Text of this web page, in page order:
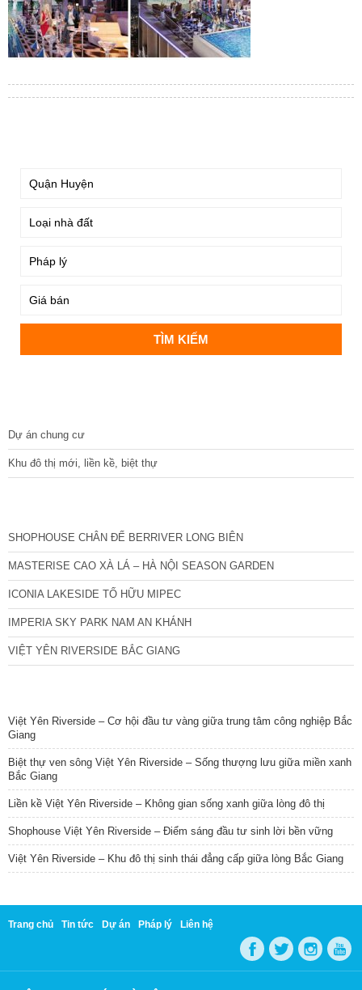
Dự án chung cư
Khu đô thị mới, liền kề, biệt thự
SHOPHOUSE CHÂN ĐẾ BERRIVER LONG BIÊN
MASTERISE CAO XÀ LÁ – HÀ NỘI SEASON GARDEN
ICONIA LAKESIDE TỐ HỮU MIPEC
IMPERIA SKY PARK NAM AN KHÁNH
VIỆT YÊN RIVERSIDE BẮC GIANG
Việt Yên Riverside – Cơ hội đầu tư vàng giữa trung tâm công nghiệp Bắc
Giang
Biệt thự ven sông Việt Yên Riverside – Sống thượng lưu giữa miền xanh
Bắc Giang
Liền kề Việt Yên Riverside – Không gian sống xanh giữa lòng đô thị
Shophouse Việt Yên Riverside – Điểm sáng đầu tư sinh lời bền vững
Việt Yên Riverside – Khu đô thị sinh thái đẳng cấp giữa lòng Bắc Giang
Trang chủ Tin tức Dự án Pháp lý Liên hệ